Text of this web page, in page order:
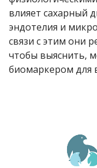
влияет сахарный
эндотелия и
связи с этим они
чтобы выяснить,
биомаркером для